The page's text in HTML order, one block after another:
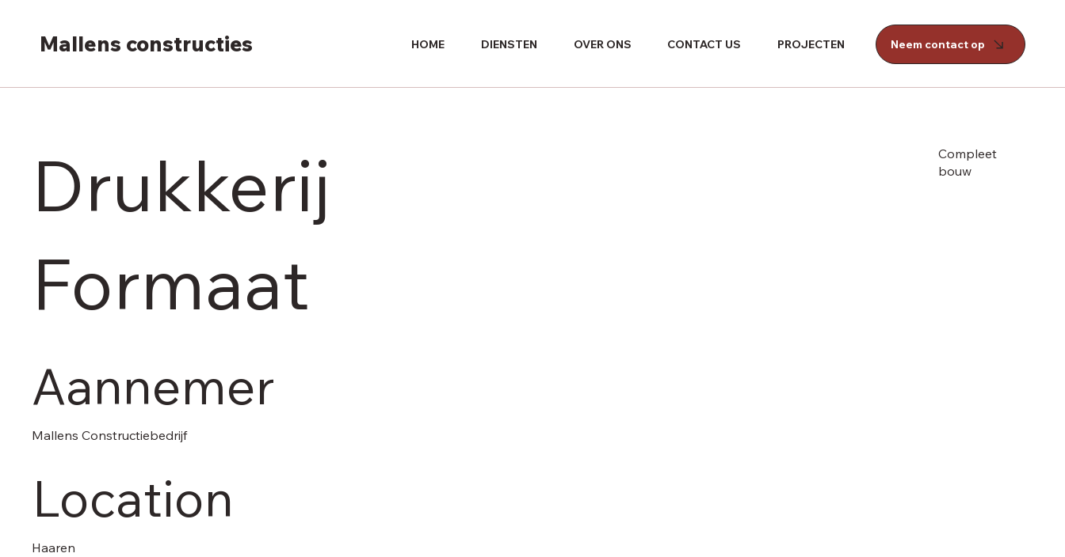
Mallens constructies HOME DIENSTEN OVER ONS CONTACT US PROJECTEN Neem contact op
Drukkerij
Formaat
Aannemer
Mallens Constructiebedrijf
Location
Haaren
Compleet
bouw